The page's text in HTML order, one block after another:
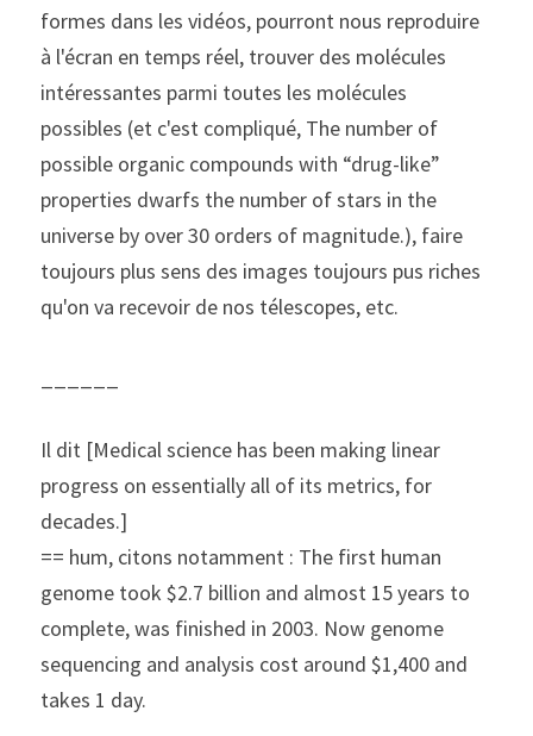
formes dans les vidéos, pourront nous reproduire
à l'écran en temps réel, trouver des molécules
intéressantes parmi toutes les molécules
possibles (et c'est compliqué, The number of
possible organic compounds with “drug-like”
properties dwarfs the number of stars in the
universe by over 30 orders of magnitude.), faire
toujours plus sens des images toujours pus riches
qu'on va recevoir de nos télescopes, etc.
Il dit [Medical science has been making linear
progress on essentially all of its metrics, for
decades.]
== hum, citons notamment : The first human
genome took $2.7 billion and almost 15 years to
complete, was finished in 2003. Now genome
sequencing and analysis cost around $1,400 and
takes 1 day.